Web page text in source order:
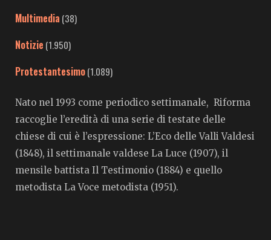
Multimedia (38)
Notizie (1.950)
Protestantesimo(1.089)
Nato nel 1993 come periodico settimanale, Riforma
raccoglie l’eredità di una serie di testate delle
chiese di cui è l’espressione: L’Eco delle Valli Valdesi
(1848), il settimanale valdese La Luce (1907), il
mensile battista Il Testimonio (1884) e quello
metodista La Voce metodista (1951).